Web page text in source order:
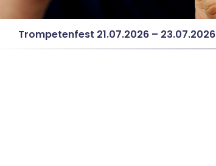
Trompetenfest 21.07.2026 –
Ausstellung Mulhouse